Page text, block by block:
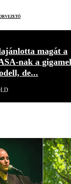
magát a
nak a
de...